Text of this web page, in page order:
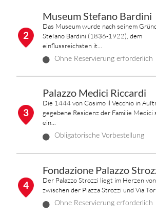
2
Museum Stefano Bardini
Das Museum wurde nach seinem
Stefano Bardini (1836-1922), dem
einflussreichsten it...
Ohne Reservierung erforderlich
3
Palazzo Medici Riccardi
Die 1444 von Cosimo il Vecchio in
gegebene Residenz der Familie Medici
ein...
Obligatorische Vorbestellung
4
Fondazione Palazzo
Der Palazzo Strozzi liegt im Herzen
zwischen der Piazza Strozzi und Via
Ohne Reservierung erforderlich